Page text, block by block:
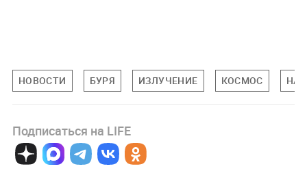
НОВОСТИ БУРЯ ИЗЛУЧЕНИЕ КОСМОС
Подписаться на LIFE